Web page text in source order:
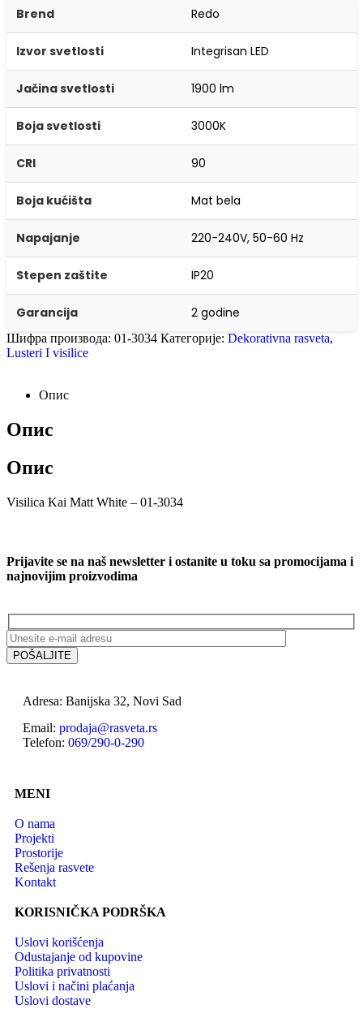
Brend Redo
Izvor svetlosti Integrisan LED
Jačina svetlosti 1900 lm
Boja svetlosti 3000K
CRI 90
Boja kućišta Mat bela
Napajanje 220-240V, 50-60 Hz
Stepen zaštite IP20
Garancija 2 godine
Шифра производа: 01-3034 Категорије: Dekorativna rasveta,
Lusteri I visilice
Опис
Опис
Опис
Visilica Kai Matt White – 01-3034
Prijavite se na naš newsletter i ostanite u toku sa promocijama i
najnovijim proizvodima
Adresa: Banijska 32, Novi Sad
Email: prodaja@rasveta.rs
Telefon: 069/290-0-290
MENI
O nama
Projekti
Prostorije
Rešenja rasvete
Kontakt
KORISNIČKA PODRŠKA
Uslovi korišćenja
Odustajanje od kupovine
Politika privatnosti
Uslovi i načini plaćanja
Uslovi dostave